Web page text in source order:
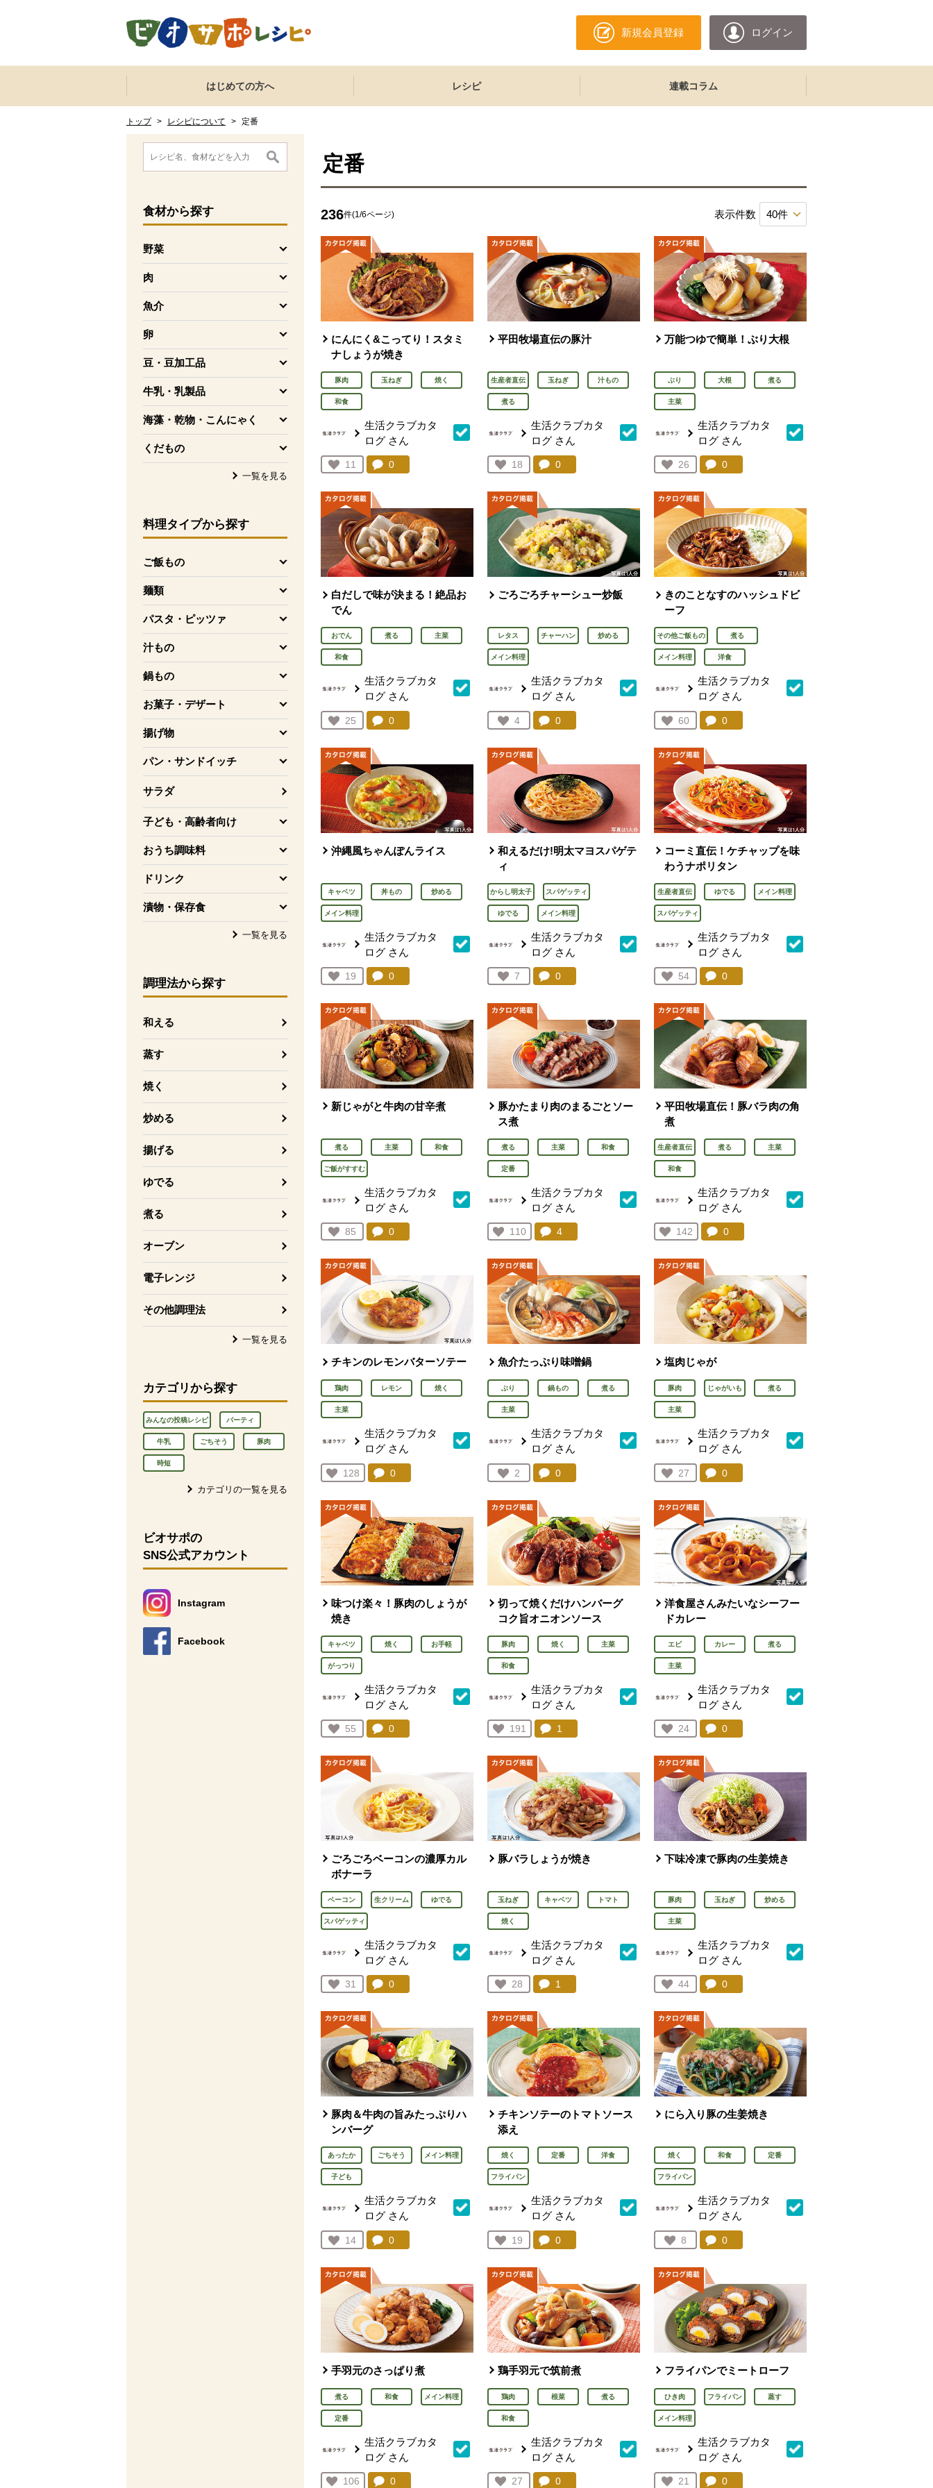
新規会員登録 ログイン
ここからサイト内共通メニューです。
サイト内共通メニューをスキップする
はじめての方へ レシピ 連載コラム
トップ > レシピについて > 定番
ここから消費材検索メニューです。
食材から探す
野菜
を開く
肉
を開く
魚介
を開く
卵
を開く
豆・豆加工品
を開く
牛乳・乳製品
を開く
海藻・乾物・こんにゃく
を開く
くだもの
を開く
一覧を見る
料理タイプから探す
ご飯もの
を開く
麺類
を開く
パスタ・ピッツァ
を開く
汁もの
を開く
鍋もの
を開く
お菓子・デザート
を開く
揚げ物
を開く
パン・サンドイッチ
を開く
サラダ
子ども・高齢者向け
を開く
おうち調味料
を開く
ドリンク
を開く
漬物・保存食
を開く
一覧を見る
調理法から探す
和える
蒸す
焼く
炒める
揚げる
ゆでる
煮る
オーブン
電子レンジ
その他調理法
一覧を見る
カテゴリから探す
みんなの投稿レシピ パーティ
牛乳 ごちそう 豚肉
時短
カテゴリの一覧を見る
消費材検索メニューここまで。
ここから本文です。
ビオサポの
SNS公式アカウント
Instagram
別のウィンドウで開きます。
Facebook
別のウィンドウで開きます。
定番
236件(1/6ページ) 表示件数
にんにく&こってり！スタミ
ナしょうが焼き
豚肉 玉ねぎ 焼く
和食
生活クラブカタ
ログ さん
お気に入り登録：
11
人が登録
コメント：
0
平田牧場直伝の豚汁
生産者直伝 玉ねぎ 汁もの
煮る
生活クラブカタ
ログ さん
お気に入り登録：
18
人が登録
コメント：
0件。コメントを見る。
万能つゆで簡単！ぶり大根
ぶり 大根 煮る
主菜
生活クラブカタ
ログ さん
お気に入り登録：
26
人が登録
コメント：
0件。コメントを見る。
白だしで味が決まる！絶品お
でん
おでん 煮る 主菜
和食
生活クラブカタ
ログ さん
お気に入り登録：
25
人が登録
コメント：
0
ごろごろチャーシュー炒飯
レタス チャーハン 炒める
メイン料理
生活クラブカタ
ログ さん
お気に入り登録：
4
人が登録
コメント：
0件。コメントを見る。
きのことなすのハッシュドビ
ーフ
その他ご飯もの 煮る
メイン料理 洋食
生活クラブカタ
ログ さん
お気に入り登録：
60
人が登録
コメント：
0件。コメントを見る。
沖縄風ちゃんぽんライス
キャベツ 丼もの 炒める
メイン料理
生活クラブカタ
ログ さん
お気に入り登録：
19
人が登録
コメント：
0
和えるだけ!明太マヨスパゲテ
ィ
からし明太子 スパゲッティ
ゆでる メイン料理
生活クラブカタ
ログ さん
お気に入り登録：
7
人が登録
コメント：
0件。コメントを見る。
コーミ直伝！ケチャップを味
わうナポリタン
生産者直伝 ゆでる メイン料理
スパゲッティ
生活クラブカタ
ログ さん
お気に入り登録：
54
人が登録
コメント：
0件。コメントを見る。
新じゃがと牛肉の甘辛煮
煮る 主菜 和食
ご飯がすすむ
生活クラブカタ
ログ さん
お気に入り登録：
85
人が登録
コメント：
0
豚かたまり肉のまるごとソー
ス煮
煮る 主菜 和食
定番
生活クラブカタ
ログ さん
お気に入り登録：
110
人が登録
コメント：
4件。コメントを見る。
平田牧場直伝！豚バラ肉の角
煮
生産者直伝 煮る 主菜
和食
生活クラブカタ
ログ さん
お気に入り登録：
142
人が登録
コメント：
0件。コメントを見る。
チキンのレモンバターソテー
鶏肉 レモン 焼く
主菜
生活クラブカタ
ログ さん
お気に入り登録：
128
人が登録
コメント：
0
魚介たっぷり味噌鍋
ぶり 鍋もの 煮る
主菜
生活クラブカタ
ログ さん
お気に入り登録：
2
人が登録
コメント：
0件。コメントを見る。
塩肉じゃが
豚肉 じゃがいも 煮る
主菜
生活クラブカタ
ログ さん
お気に入り登録：
27
人が登録
コメント：
0件。コメントを見る。
味つけ楽々！豚肉のしょうが
焼き
キャベツ 焼く お手軽
がっつり
生活クラブカタ
ログ さん
お気に入り登録：
55
人が登録
コメント：
0
切って焼くだけハンバーグ
コク旨オニオンソース
豚肉 焼く 主菜
和食
生活クラブカタ
ログ さん
お気に入り登録：
191
人が登録
コメント：
1
洋食屋さんみたいなシーフー
ドカレー
エビ カレー 煮る
主菜
生活クラブカタ
ログ さん
お気に入り登録：
24
人が登録
コメント：
0件。コメントを見る。
ごろごろベーコンの濃厚カル
ボナーラ
ベーコン 生クリーム ゆでる
スパゲッティ
生活クラブカタ
ログ さん
お気に入り登録：
31
人が登録
コメント：
0
豚バラしょうが焼き
玉ねぎ キャベツ トマト
焼く
生活クラブカタ
ログ さん
お気に入り登録：
28
人が登録
コメント：
1件。コメントを見る。
下味冷凍で豚肉の生姜焼き
豚肉 玉ねぎ 炒める
主菜
生活クラブカタ
ログ さん
お気に入り登録：
44
人が登録
コメント：
0件。コメントを見る。
豚肉＆牛肉の旨みたっぷりハ
ンバーグ
あったか ごちそう メイン料理
子ども
生活クラブカタ
ログ さん
お気に入り登録：
14
人が登録
コメント：
0
チキンソテーのトマトソース
添え
焼く 定番 洋食
フライパン
生活クラブカタ
ログ さん
お気に入り登録：
19
人が登録
コメント：
0件。コメントを見る。
にら入り豚の生姜焼き
焼く 和食 定番
フライパン
生活クラブカタ
ログ さん
お気に入り登録：
8
人が登録
コメント：
0件。コメントを見る。
手羽元のさっぱり煮
煮る 和食 メイン料理
定番
生活クラブカタ
ログ さん
お気に入り登録：
106
コメント：
0
鶏手羽元で筑前煮
鶏肉 根菜 煮る
和食
生活クラブカタ
ログ さん
お気に入り登録：
27
コメント：
0件。コメントを見る。
フライパンでミートローフ
ひき肉 フライパン 蒸す
メイン料理
生活クラブカタ
ログ さん
お気に入り登録：
21
コメント：
0件。コメントを見る。